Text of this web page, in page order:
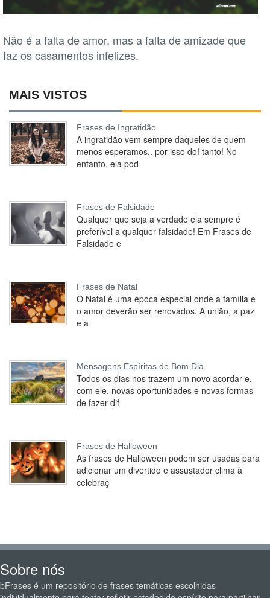
Não é a falta de amor, mas a falta de amizade que
faz os casamentos infelizes.
MAIS VISTOS
Frases de Ingratidão
A ingratidão vem sempre daqueles de quem
menos esperamos.. por isso doí tanto! No
entanto, ela pod
Frases de Falsidade
Qualquer que seja a verdade ela sempre é
preferível a qualquer falsidade! Em Frases de
Falsidade e
Frases de Natal
O Natal é uma época especial onde a família e
o amor deverão ser renovados. A união, a paz
e a
Mensagens Espíritas de Bom Dia
Todos os dias nos trazem um novo acordar e,
com ele, novas oportunidades e novas formas
de fazer dif
Frases de Halloween
As frases de Halloween podem ser usadas para
adicionar um divertido e assustador clima à
celebraç
Sobre nós
bFrases é um repositório de frases temáticas escolhidas